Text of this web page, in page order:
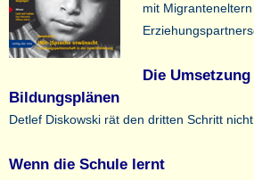
mit
Die
Bildungsplänen
Detlef Diskowski rät den dritten Schritt
Wenn die Schule lernt